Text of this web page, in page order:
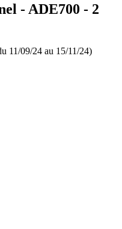
- ADE700 - 2
11/09/24 au 15/11/24)